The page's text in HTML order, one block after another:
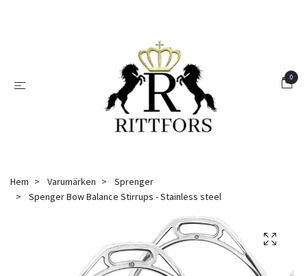
0
Hem Varumärken
Sprenger
Spenger Bow Balance Stirrups - Stainless steel